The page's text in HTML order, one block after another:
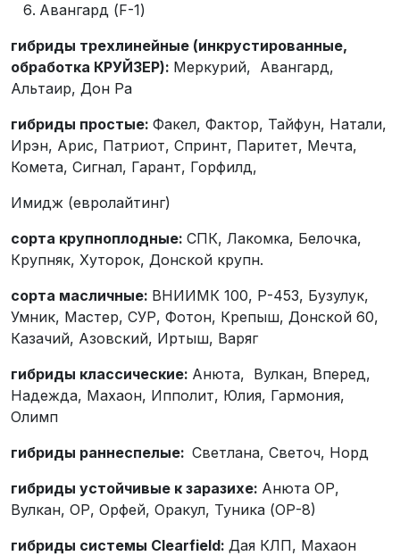
Авангард (F-1)
гибриды трехлинейные (инкрустированные,
обработка КРУЙЗЕР): Меркурий, Авангард,
Альтаир, Дон Ра
гибриды простые: Факел, Фактор, Тайфун, Натали,
Ирэн, Арис, Патриот, Спринт, Паритет, Мечта,
Комета, Сигнал, Гарант, Горфилд,
Имидж (евролайтинг)
сорта крупноплодные: СПК, Лакомка, Белочка,
Крупняк, Хуторок, Донской крупн.
сорта масличные: ВНИИМК 100, Р-453, Бузулук,
Умник, Мастер, СУР, Фотон, Крепыш, Донской 60,
Казачий, Азовский, Иртыш, Варяг
гибриды классические: Анюта, Вулкан, Вперед,
Надежда, Махаон, Ипполит, Юлия, Гармония,
Олимп
гибриды раннеспелые: Светлана, Светоч, Норд
гибриды устойчивые к заразихе: Анюта ОР,
Вулкан, ОР, Орфей, Оракул, Туника (ОР-8)
гибриды системы Clearfield: Дая КЛП, Махаон